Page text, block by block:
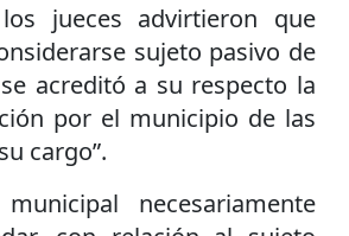
jueces advirtieron que
sujeto pasivo de
acreditó a su respecto la
por el municipio de las
cargo”.
necesariamente